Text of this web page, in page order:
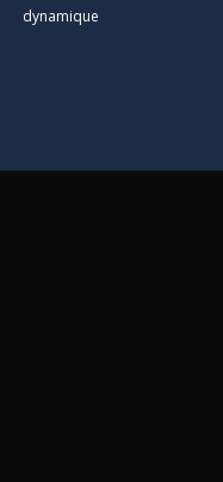
dynamique